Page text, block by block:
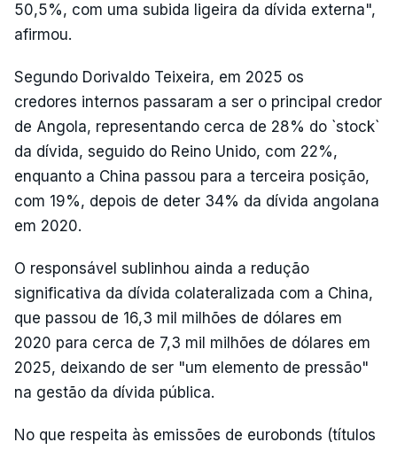
50,5%, com uma subida ligeira da dívida externa",
afirmou.
Segundo Dorivaldo Teixeira, em 2025 os
credores internos passaram a ser o principal credor
de Angola, representando cerca de 28% do `stock`
da dívida, seguido do Reino Unido, com 22%,
enquanto a China passou para a terceira posição,
com 19%, depois de deter 34% da dívida angolana
em 2020.
O responsável sublinhou ainda a redução
significativa da dívida colateralizada com a China,
que passou de 16,3 mil milhões de dólares em
2020 para cerca de 7,3 mil milhões de dólares em
2025, deixando de ser "um elemento de pressão"
na gestão da dívida pública.
No que respeita às emissões de eurobonds (títulos